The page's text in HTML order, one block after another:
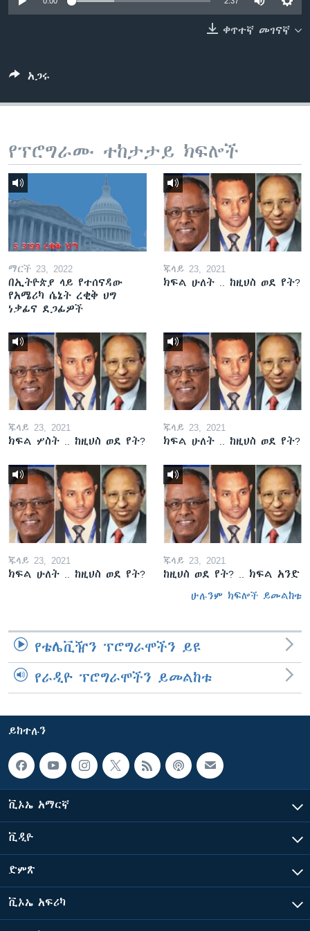
ቀጥተኛ መገናኛ
አጋሩ
የፕሮግራሙ ተከታታይ ክፍሎች
ማርች 23, 2022
በኢትዮጵያ ላይ የተሰናዳው
የአሜሪካ ሴኔት ረቂቅ ህግ
ነቃፊና ደጋፊዎች
ጁላይ 23, 2021
ክፍል ሁለት .. ከዚህስ ወደ የት?
ጁላይ 23, 2021
ክፍል ሦስት .. ከዚህስ ወደ የት?
ጁላይ 23, 2021
ክፍል ሁለት .. ከዚህስ ወደ የት?
ጁላይ 23, 2021
ክፍል ሁለት .. ከዚህስ ወደ የት?
ጁላይ 23, 2021
ከዚህስ ወደ የት? .. ክፍል አንድ
ሁሉንም ክፍሎች ይመልከቱ
የቴሌቪዥን ፕሮግራሞችን ይዩ
የራዲዮ ፕሮግራሞችን ይመልከቱ
ይከተሉን
ቪኦኤ አማርኛ
ቪዲዮ
ድምጽ
ቪኦኤ አፍሪካ